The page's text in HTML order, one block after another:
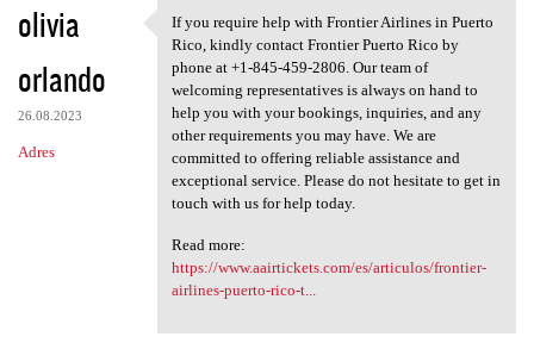
olivia
orlando
26.08.2023
Adres
If you require help with
If you require help with Frontier Airlines in Puerto
Rico, kindly contact Frontier Puerto Rico by
phone at +1-845-459-2806. Our team of
welcoming representatives is always on hand to
help you with your bookings, inquiries, and any
other requirements you may have. We are
committed to offering reliable assistance and
exceptional service. Please do not hesitate to get in
touch with us for help today.
Read more:
https://www.aairtickets.com/es/articulos/frontier-
airlines-puerto-rico-t...